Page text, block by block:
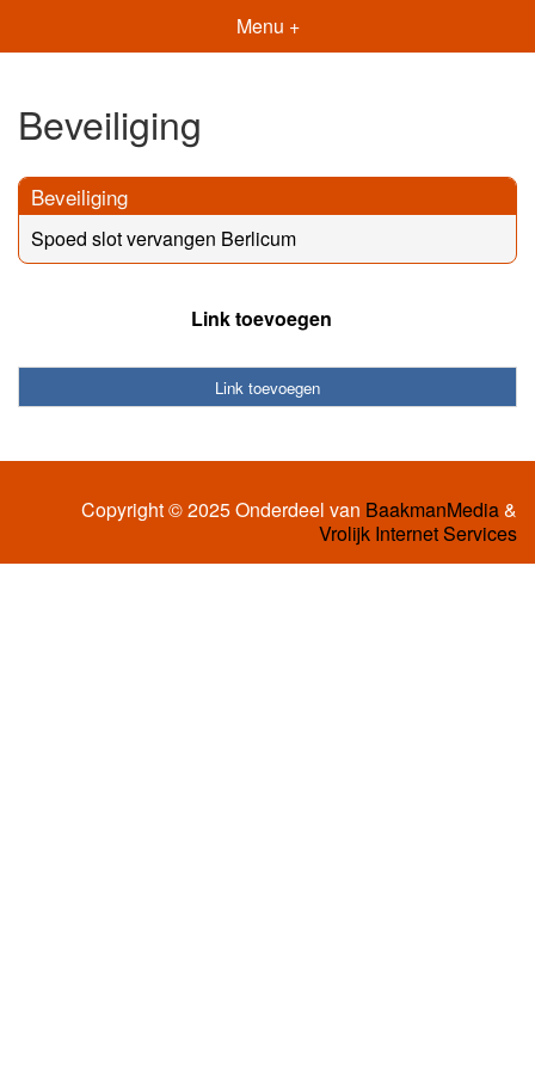
Menu +
Beveiliging
Beveiliging
Spoed slot vervangen Berlicum
Link toevoegen
Link toevoegen
Copyright © 2025 Onderdeel van BaakmanMedia&
Vrolijk Internet Services